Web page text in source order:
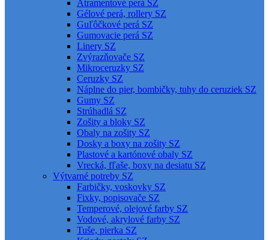
Atramentové perá SZ
Gélové perá, rollery SZ
Guľôčkové perá SZ
Gumovacie perá SZ
Linery SZ
Zvýrazňovače SZ
Mikroceruzky SZ
Ceruzky SZ
Náplne do pier, bombičky, tuhy do ceruziek SZ
Gumy SZ
Strúhadlá SZ
Zošity a bloky SZ
Obaly na zošity SZ
Dosky a boxy na zošity SZ
Plastové a kartónové obaly SZ
Vrecká, fľaše, boxy na desiatu SZ
Výtvarné potreby SZ
Farbičky, voskovky SZ
Fixky, popisovače SZ
Temperové, olejové farby SZ
Vodové, akrylové farby SZ
Tuše, pierka SZ